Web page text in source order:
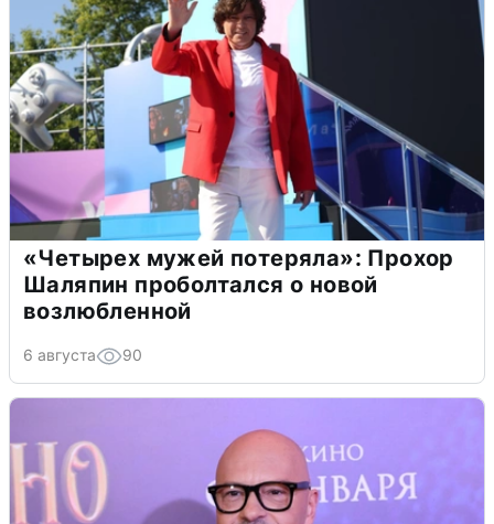
«Четырех мужей потеряла»: Прохор
Шаляпин проболтался о новой
возлюбленной
6 августа 90